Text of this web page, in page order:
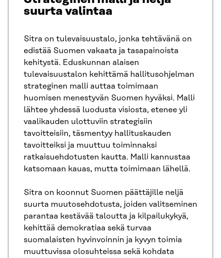
suurta valintaa
Sitra on tulevaisuustalo, jonka tehtävänä on
edistää Suomen vakaata ja tasapainoista
kehitystä. Eduskunnan alaisen
tulevaisuustalon kehittämä hallitusohjelman
strateginen malli auttaa toimimaan
huomisen menestyvän Suomen hyväksi. Malli
lähtee yhdessä luodusta visiosta, etenee yli
vaalikauden ulottuviin strategisiin
tavoitteisiin, täsmentyy hallituskauden
tavoitteiksi ja muuttuu toiminnaksi
ratkaisuehdotusten kautta. Malli kannustaa
katsomaan kauas, mutta toimimaan lähellä.
Sitra on koonnut Suomen päättäjille neljä
suurta muutosehdotusta, joiden valitseminen
parantaa kestävää taloutta ja kilpailukykyä,
kehittää demokratiaa sekä turvaa
suomalaisten hyvinvoinnin ja kyvyn toimia
muuttuvissa olosuhteissa sekä kohdata